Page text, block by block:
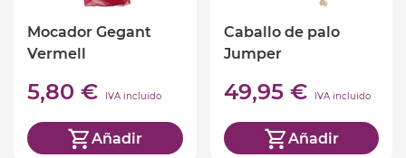
Mocador Gegant
Vermell
5,80 € IVA incluido
Añadir
Caballo de palo
Jumper
49,95 € IVA incluido
Añadir